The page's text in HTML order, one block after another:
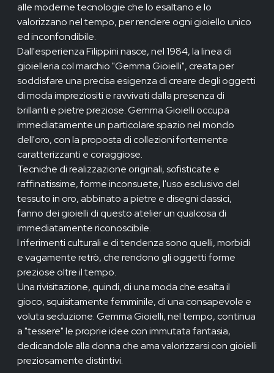
alle moderne tecnologie che lo esaltano e lo
valorizzano nel tempo, per rendere ogni gioiello unico
ed inconfondibile.
Dall'esperienza Filippini nasce, nel 1984, la linea di
gioielleria col marchio "Gemma Gioielli", creata per
soddisfare una precisa esigenza di creare degli oggetti
di moda impreziositi e ravvivati dalla presenza di
brillanti e pietre preziose. Gemma Gioielli occupa
immediatamente un particolare spazio nel mondo
dell'oro, con la proposta di collezioni fortemente
caratterizzanti e coraggiose.
Tecniche di realizzazione originali, sofisticate e
raffinatissime, forme inconsuete, l'uso esclusivo del
tessuto in oro, abbinato a pietre e disegni classici,
fanno dei gioielli di questo atelier un qualcosa di
immediatamente riconoscibile.
I riferimenti culturali e di tendenza sono quelli, morbidi
e vagamente retrò, che rendono gli oggetti forme
preziose oltre il tempo.
Una rivisitazione, quindi, di una moda che esalta il
gioco, squisitamente femminile, di una consapevole e
voluta seduzione. Gemma Gioielli, nel tempo, continua
a "tessere" le proprie idee con immutata fantasia,
dedicandole alla donna che ama valorizzarsi con gioielli
preziosamente distintivi.